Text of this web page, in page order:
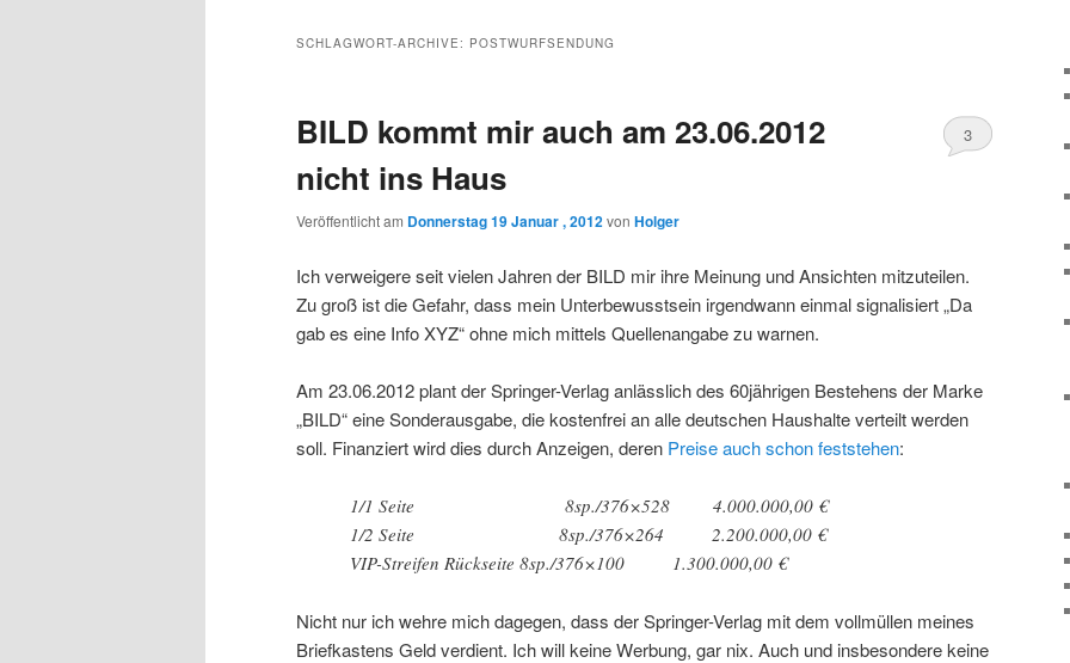
wechseln
SCHLAGWORT-ARCHIVE: POSTWURFSENDUNG
BILD kommt mir auch am 23.06.2012
nicht ins Haus
Veröffentlicht am Donnerstag 19 Januar , 2012von Holger
3
Ich verweigere seit vielen Jahren der BILD mir ihre Meinung und Ansichten mitzuteilen.
Zu groß ist die Gefahr, dass mein Unterbewusstsein irgendwann einmal signalisiert „Da
gab es eine Info XYZ“ ohne mich mittels Quellenangabe zu warnen.
Am 23.06.2012 plant der Springer-Verlag anlässlich des 60jährigen Bestehens der Marke
„BILD“ eine Sonderausgabe, die kostenfrei an alle deutschen Haushalte verteilt werden
soll. Finanziert wird dies durch Anzeigen, deren Preise auch schon feststehen:
1/1 Seite 8sp./376×528 4.000.000,00 €
1/2 Seite 8sp./376×264 2.200.000,00 €
VIP-Streifen Rückseite 8sp./376×100 1.300.000,00 €
Nicht nur ich wehre mich dagegen, dass der Springer-Verlag mit dem vollmüllen meines
Briefkastens Geld verdient. Ich will keine Werbung, gar nix. Auch und insbesondere keine